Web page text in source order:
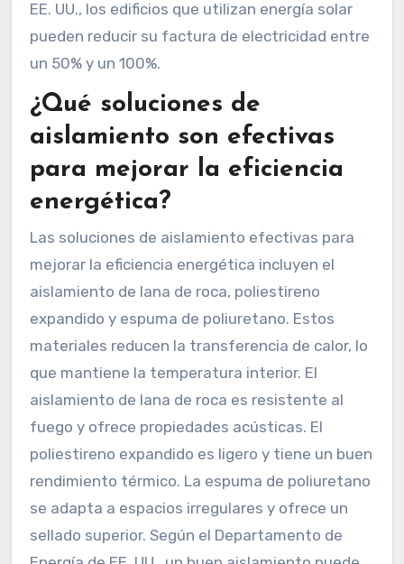
EE. UU., los edificios que utilizan energía solar
pueden reducir su factura de electricidad entre
un 50% y un 100%.
¿Qué soluciones de
aislamiento son efectivas
para mejorar la eficiencia
energética?
Las soluciones de aislamiento efectivas para
mejorar la eficiencia energética incluyen el
aislamiento de lana de roca, poliestireno
expandido y espuma de poliuretano. Estos
materiales reducen la transferencia de calor, lo
que mantiene la temperatura interior. El
aislamiento de lana de roca es resistente al
fuego y ofrece propiedades acústicas. El
poliestireno expandido es ligero y tiene un buen
rendimiento térmico. La espuma de poliuretano
se adapta a espacios irregulares y ofrece un
sellado superior. Según el Departamento de